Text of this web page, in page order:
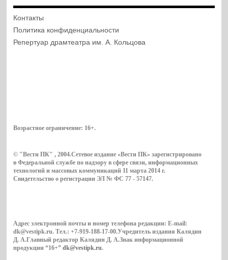
Контакты
Политика конфиденциальности
Репертуар драмтеатра им. А. Кольцова
Возрастное ограничение: 16+.
© "Вести ПК" , 2004.Сетевое издание «Вести ПК» зарегистрировано
в Федеральной службе по надзору в сфере связи, информационных
технологий и массовых коммуникаций 11 марта 2014 г.
Свидетельство о регистрации ЭЛ № ФС 77 - 57147.
Адрес электронной почты и номер телефона редакции: E-mail:
dk@vestipk.ru. Тел.: +7-919-188-17-00.Учредитель издания Калядин
Д. А.Главный редактор Калядин Д. А.Знак информационной
продукции “16+”dk@vestipk.ru.